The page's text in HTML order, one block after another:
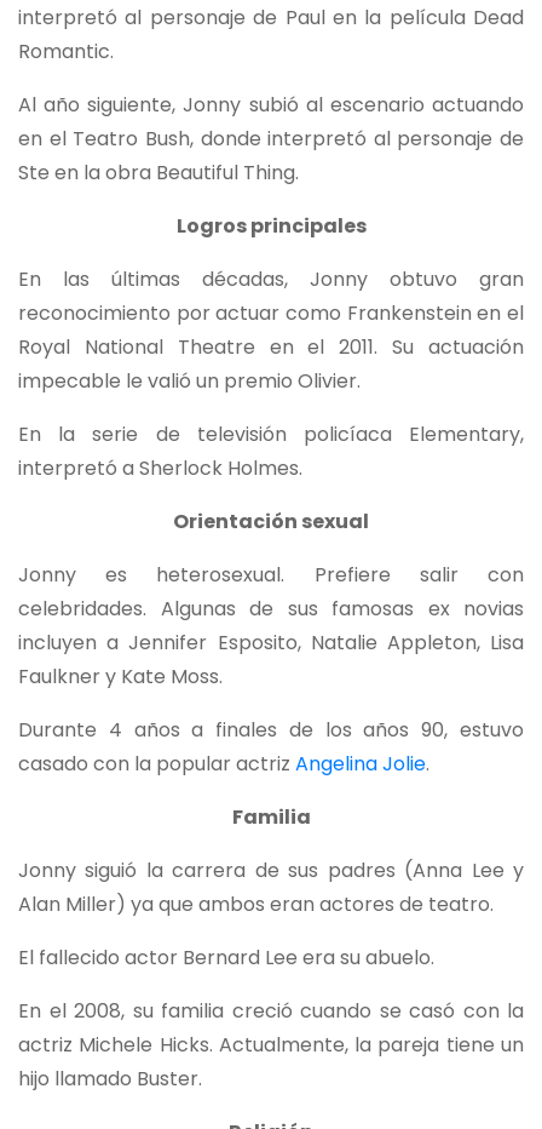
interpretó al personaje de Paul en la película Dead
Romantic.
Al año siguiente, Jonny subió al escenario actuando
en el Teatro Bush, donde interpretó al personaje de
Ste en la obra Beautiful Thing.
Logros principales
En las últimas décadas, Jonny obtuvo gran
reconocimiento por actuar como Frankenstein en el
Royal National Theatre en el 2011. Su actuación
impecable le valió un premio Olivier.
En la serie de televisión policíaca Elementary,
interpretó a Sherlock Holmes.
Orientación sexual
Jonny es heterosexual. Prefiere salir con
celebridades. Algunas de sus famosas ex novias
incluyen a Jennifer Esposito, Natalie Appleton, Lisa
Faulkner y Kate Moss.
Durante 4 años a finales de los años 90, estuvo
casado con la popular actriz Angelina Jolie.
Familia
Jonny siguió la carrera de sus padres (Anna Lee y
Alan Miller) ya que ambos eran actores de teatro.
El fallecido actor Bernard Lee era su abuelo.
En el 2008, su familia creció cuando se casó con la
actriz Michele Hicks. Actualmente, la pareja tiene un
hijo llamado Buster.